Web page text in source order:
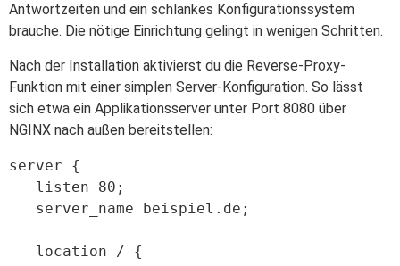
Antwortzeiten und ein schlankes Konfigurationssystem
brauche. Die nötige Einrichtung gelingt in wenigen Schritten.
Nach der Installation aktivierst du die Reverse-Proxy-
Funktion mit einer simplen Server-Konfiguration. So lässt
sich etwa ein Applikationsserver unter Port 8080 über
NGINX nach außen bereitstellen:
server {